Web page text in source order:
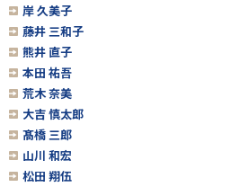
岸 久美子
藤井 三和子
熊井 直子
本田 祐吾
荒木 奈美
大吉 慎太郎
髙橋 三郎
山川 和宏
松田 翔伍